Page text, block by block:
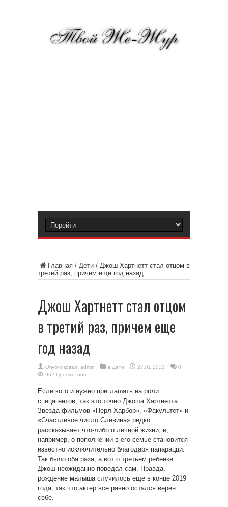
Главная / Дети / Джош Хартнетт стал отцом в
третий раз, причем еще год назад
Джош Хартнетт стал отцом
в третий раз, причем еще
год назад
Опубликовал: admin в Дети 27.01.2021
0
962 Просмотров
Если кого и нужно приглашать на роли
спецагентов, так это точно Джоша Хартнетта.
Звезда фильмов «Перл Харбор», «Факультет» и
«Счастливое число Слевина» редко
рассказывает что-либо о личной жизни, и,
например, о пополнении в его семье становится
известно исключительно благодаря папарацци.
Так было оба раза, а вот о третьем ребенке
Джош неожиданно поведал сам. Правда,
рождение малыша случилось еще в конце 2019
года, так что актер все равно остался верен
себе.